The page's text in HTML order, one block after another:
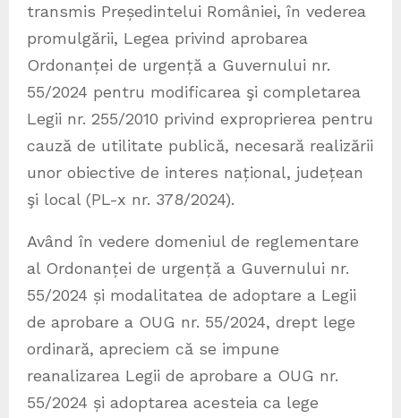
transmis Președintelui României, în vederea
promulgării, Legea privind aprobarea
Ordonanței de urgență a Guvernului nr.
55/2024 pentru modificarea şi completarea
Legii nr. 255/2010 privind exproprierea pentru
cauză de utilitate publică, necesară realizării
unor obiective de interes național, județean
şi local (PL-x nr. 378/2024).
Având în vedere domeniul de reglementare
al Ordonanței de urgență a Guvernului nr.
55/2024 și modalitatea de adoptare a Legii
de aprobare a OUG nr. 55/2024, drept lege
ordinară, apreciem că se impune
reanalizarea Legii de aprobare a OUG nr.
55/2024 și adoptarea acesteia ca lege